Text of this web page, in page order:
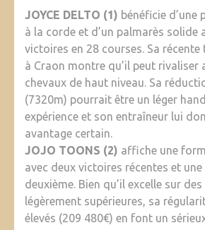
JOYCE DELTO (1) bénéficie d’une
à la corde et d’un palmarès solide
victoires en 28 courses. Sa
à Craon montre qu’il peut rivaliser
chevaux de haut niveau. Sa
(7320m) pourrait être un léger
expérience et son entraîneur lui
avantage certain.
JOJO TOONS (2) affiche une
avec deux victoires récentes et une
deuxième. Bien qu’il excelle sur
légèrement supérieures, sa
élevés (209 480€) en font un